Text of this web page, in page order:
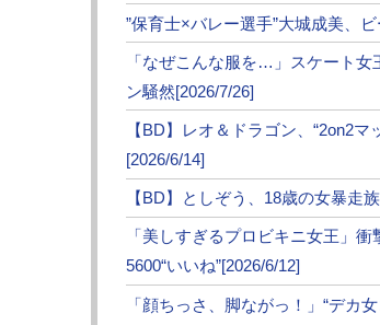
遂に危険すぎる喧嘩マッチが
MMAを揶揄した発言したこと
た。一時は和解するも、その後
つけることとなった。気にな
いが、前日計量では44kg以上
がつくのか。
試合は1R、開始から緊張感。
リオのガード上からも会場が
のペースを握る。スダリオが
スダリオに顔面前蹴りをヒット
”保育士×バレー選手”大城成美、
「なぜこんな服を…」スケート
ン騒然[2026/7/26]
【BD】レオ＆ドラゴン、“2on2
[2026/6/14]
【BD】としぞう、18歳の女暴走
「美しすぎるプロビキニ女王」
5600“いいね”[2026/6/12]
「顔ちっさ、脚ながっ！」“デカ